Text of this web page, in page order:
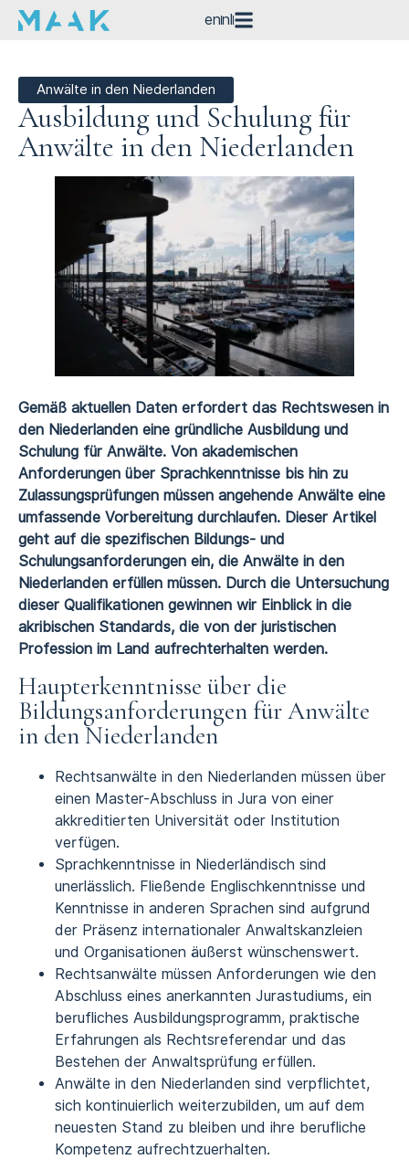
ennl
Anwälte in den Niederlanden
Ausbildung und Schulung für
Anwälte in den Niederlanden
Gemäß aktuellen Daten erfordert das Rechtswesen in
den Niederlanden eine gründliche Ausbildung und
Schulung für Anwälte. Von akademischen
Anforderungen über Sprachkenntnisse bis hin zu
Zulassungsprüfungen müssen angehende Anwälte eine
umfassende Vorbereitung durchlaufen. Dieser Artikel
geht auf die spezifischen Bildungs- und
Schulungsanforderungen ein, die Anwälte in den
Niederlanden erfüllen müssen. Durch die Untersuchung
dieser Qualifikationen gewinnen wir Einblick in die
akribischen Standards, die von der juristischen
Profession im Land aufrechterhalten werden.
Haupterkenntnisse über die
Bildungsanforderungen für Anwälte
in den Niederlanden
Rechtsanwälte in den Niederlanden müssen über
einen Master-Abschluss in Jura von einer
akkreditierten Universität oder Institution
verfügen.
Sprachkenntnisse in Niederländisch sind
unerlässlich. Fließende Englischkenntnisse und
Kenntnisse in anderen Sprachen sind aufgrund
der Präsenz internationaler Anwaltskanzleien
und Organisationen äußerst wünschenswert.
Rechtsanwälte müssen Anforderungen wie den
Abschluss eines anerkannten Jurastudiums, ein
berufliches Ausbildungsprogramm, praktische
Erfahrungen als Rechtsreferendar und das
Bestehen der Anwaltsprüfung erfüllen.
Anwälte in den Niederlanden sind verpflichtet,
sich kontinuierlich weiterzubilden, um auf dem
neuesten Stand zu bleiben und ihre berufliche
Kompetenz aufrechtzuerhalten.